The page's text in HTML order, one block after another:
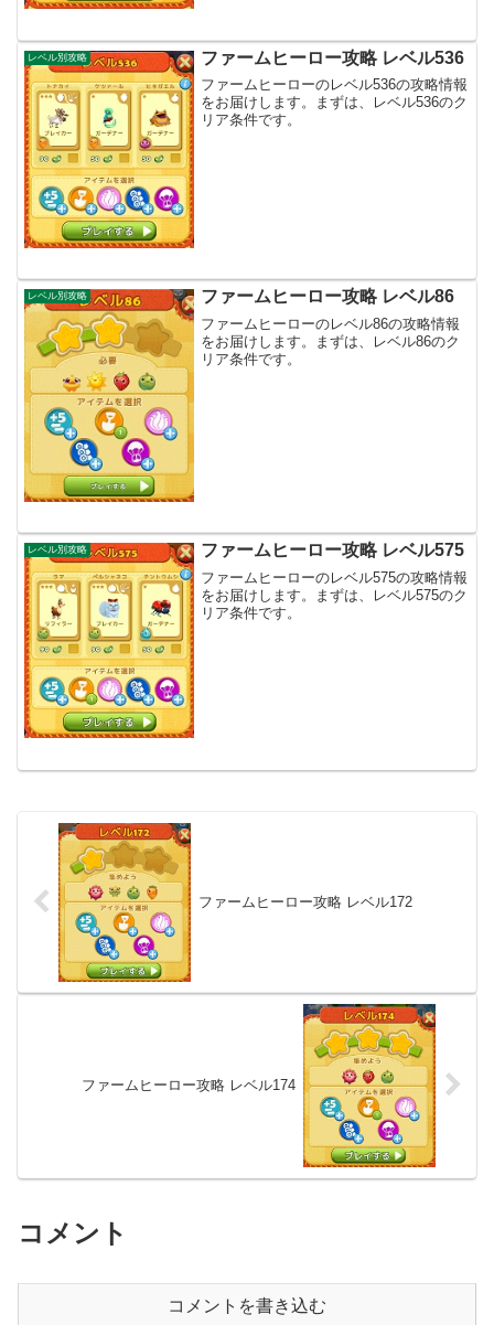
レベル別攻略 ファームヒーロー攻略 レベル536
ファームヒーローのレベル536の攻略情報
をお届けします。まずは、レベル536のク
リア条件です。
レベル別攻略 ファームヒーロー攻略 レベル86
ファームヒーローのレベル86の攻略情報
をお届けします。まずは、レベル86のク
リア条件です。
レベル別攻略 ファームヒーロー攻略 レベル575
ファームヒーローのレベル575の攻略情報
をお届けします。まずは、レベル575のク
リア条件です。
ファームヒーロー攻略 レベル172
ファームヒーロー攻略 レベル174
コメント
コメントを書き込む